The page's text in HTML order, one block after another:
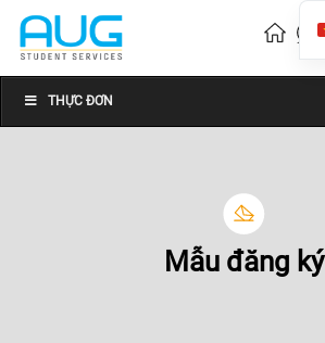
THỰC ĐƠN
Mẫu đăng ký